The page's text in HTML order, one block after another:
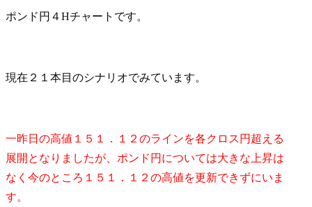
ポンド円４Hチャートです。
現在２１本目のシナリオでみています。
一昨日の高値１５１．１２のラインを各クロス円超える
展開となりましたが、ポンド円については大きな上昇は
なく今のところ１５１．１２の高値を更新できずにいま
す。